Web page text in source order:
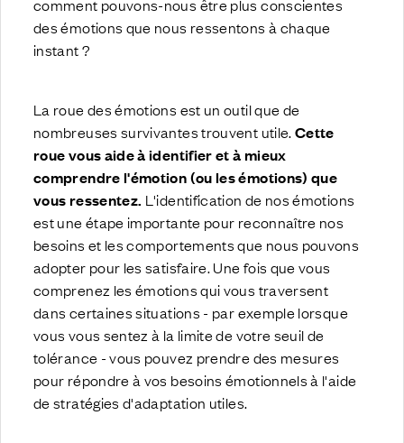
comment pouvons-nous être plus conscientes
des émotions que nous ressentons à chaque
instant ?
La roue des émotions est un outil que de
nombreuses survivantes trouvent utile.Cette
roue vous aide à identifier et à mieux
comprendre l'émotion (ou les émotions) que
vous ressentez. L'identification de nos émotions
est une étape importante pour reconnaître nos
besoins et les comportements que nous pouvons
adopter pour les satisfaire. Une fois que vous
comprenez les émotions qui vous traversent
dans certaines situations - par exemple lorsque
vous vous sentez à la limite de votre seuil de
tolérance - vous pouvez prendre des mesures
pour répondre à vos besoins émotionnels à l'aide
de stratégies d'adaptation utiles.